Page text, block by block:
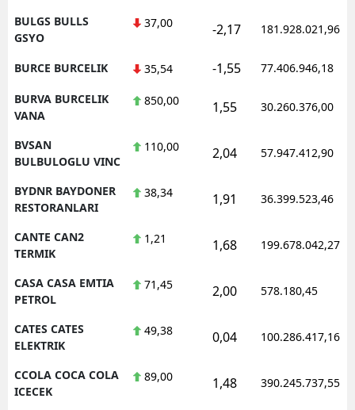
BULGS BULLS
GSYO
37,00 -2,17 181.928.021,96
BURCE BURCELIK 35,54 -1,55 77.406.946,18
BURVA BURCELIK
VANA
850,00 1,55 30.260.376,00
BVSAN
BULBULOGLU VINC
110,00 2,04 57.947.412,90
BYDNR BAYDONER
RESTORANLARI
38,34 1,91 36.399.523,46
CANTE CAN2
TERMIK
1,21 1,68 199.678.042,27
CASA CASA EMTIA
PETROL
71,45 2,00 578.180,45
CATES CATES
ELEKTRIK
49,38 0,04 100.286.417,16
CCOLA COCA COLA
ICECEK
89,00 1,48 390.245.737,55